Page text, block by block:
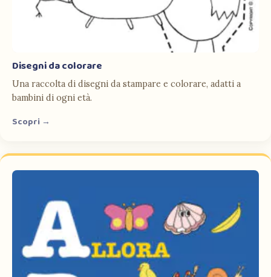
Disegni da colorare
Una raccolta di disegni da stampare e colorare, adatti a
bambini di ogni età.
Scopri →